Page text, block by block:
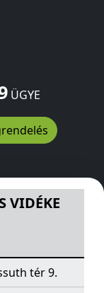
ÜGYE
tér 9.
VIDÉKE
tér 9.